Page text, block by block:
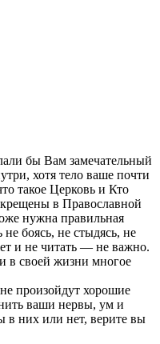
бы Вам замечательный
хотя тело ваше почти
такое Церковь и Кто
в Православной
нужна правильная
боясь, не стыдясь, не
и не читать — не важно.
в своей жизни многое
произойдут хорошие
ваши нервы, ум и
в них или нет, верите вы